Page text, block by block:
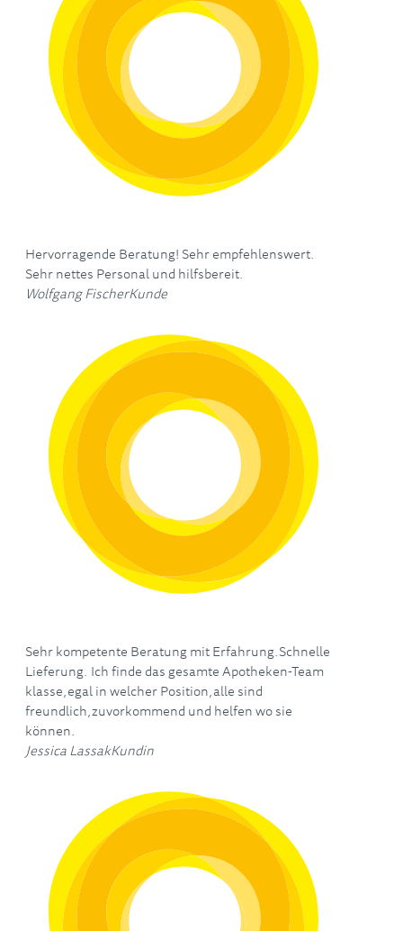
Hervorragende Beratung! Sehr empfehlenswert.
Sehr nettes Personal und hilfsbereit.
Wolfgang FischerKunde
Sehr kompetente Beratung mit Erfahrung.Schnelle
Lieferung. Ich finde das gesamte Apotheken-Team
klasse,egal in welcher Position,alle sind
freundlich,zuvorkommend und helfen wo sie
können.
Jessica LassakKundin